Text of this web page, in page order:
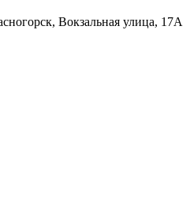
Вокзальная улица, 17А